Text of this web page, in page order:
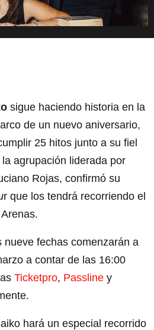
sigue haciendo historia en la
de un nuevo aniversario,
25 hitos junto a su fiel
agrupación liderada por
Rojas, confirmó su
r que los tendrá recorriendo el
nueve fechas comenzarán a
a contar de las 16:00
Ticketpro, Passline y
hará un especial recorrido